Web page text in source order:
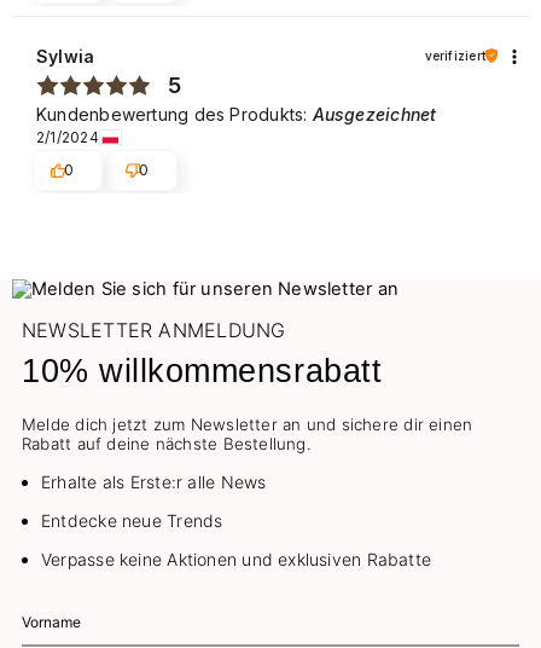
Sylwia verifiziert
5
Kundenbewertung des Produkts: Ausgezeichnet
2/1/2024
0
0
NEWSLETTER ANMELDUNG
10% willkommensrabatt
Melde dich jetzt zum Newsletter an und sichere dir einen
Rabatt auf deine nächste Bestellung.
Erhalte als Erste:r alle News
Entdecke neue Trends
Verpasse keine Aktionen und exklusiven Rabatte